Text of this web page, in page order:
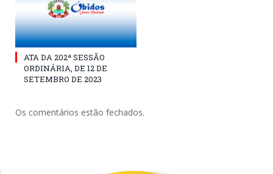
ATA DA 202ª SESSÃO
ORDINÁRIA, DE 12 DE
SETEMBRO DE 2023
Os comentários estão fechados.